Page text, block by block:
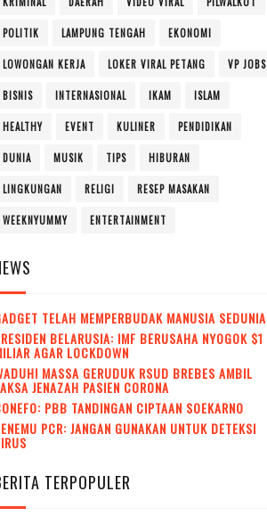
POLITIK LAMPUNG TENGAH EKONOMI
LOWONGAN KERJA LOKER VIRAL PETANG VP JOBS
BISNIS INTERNASIONAL IKAM ISLAM
HEALTHY EVENT KULINER PENDIDIKAN
DUNIA MUSIK TIPS HIBURAN
LINGKUNGAN RELIGI RESEP MASAKAN
WEEKNYUMMY ENTERTAINMENT
TELAH MEMPERBUDAK MANUSIA SEDUNIA
BELARUSIA: IMF BERUSAHA NYOGOK $1
AGAR LOCKDOWN
MASSA GERUDUK RSUD BREBES AMBIL
JENAZAH PASIEN CORONA
PBB TANDINGAN CIPTAAN SOEKARNO
PCR: JANGAN GUNAKAN UNTUK DETEKSI
TERPOPULER